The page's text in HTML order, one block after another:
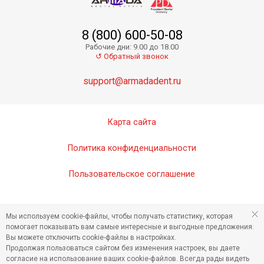
Absorbent Paper Points PP01-35
8 (800) 600-50-08
Рабочие дни: 9.00 до 18.00
↺ Обратный звонок
support@armadadent.ru
Карта сайта
Политика конфиденциальности
Пользовательское соглашение
Мы используем cookie-файлы, чтобы получать статистику, которая
помогает показывать вам самые интересные и выгодные предложения.
Вы можете отключить cookie-файлы в настройках.
Продолжая пользоваться сайтом без изменения настроек, вы даете
согласие на использование ваших cookie-файлов. Всегда рады видеть